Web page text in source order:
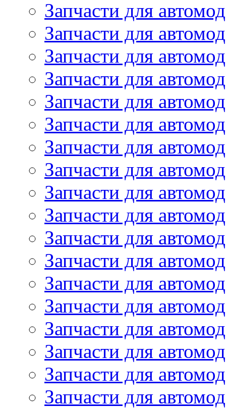
Запчасти для
Запчасти для
Запчасти для
Запчасти для
Запчасти для
Запчасти для
Запчасти для
Запчасти для
Запчасти для
Запчасти для
Запчасти для
Запчасти для
Запчасти для
Запчасти для
Запчасти для
Запчасти для
Запчасти для
Запчасти для